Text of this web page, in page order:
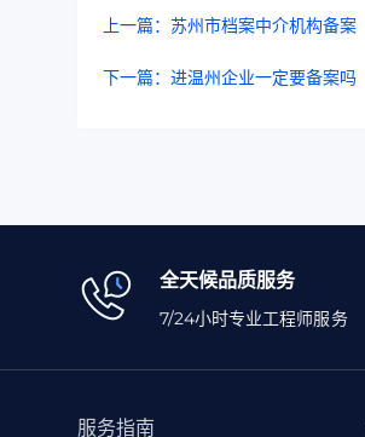
上一篇：苏州市档案中介机构备案
下一篇：进温州企业一定要备案吗
全天候品质服务
7/24小时专业工程师服务
服务指南